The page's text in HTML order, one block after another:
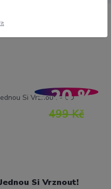
Si
499 Kč
- 20 %
Si Vrznout!